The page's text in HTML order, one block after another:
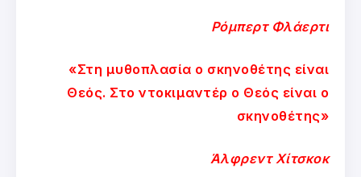
Ρόμπερτ Φλάερτι
«Στη μυθοπλασία ο σκηνοθέτης είναι
Θεός. Στο ντοκιμαντέρ ο Θεός είναι ο
σκηνοθέτης»
Άλφρεντ Χίτσκοκ